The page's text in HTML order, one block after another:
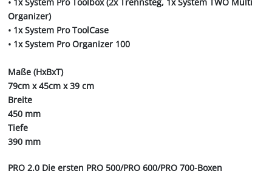
Organizer)
• 1x System Pro ToolCase
• 1x System Pro Organizer 100
Maße (HxBxT)
79cm x 45cm x 39 cm
Breite
450 mm
Tiefe
390 mm
PRO 2.0 Die ersten PRO 500/PRO 600/PRO 700-Boxen